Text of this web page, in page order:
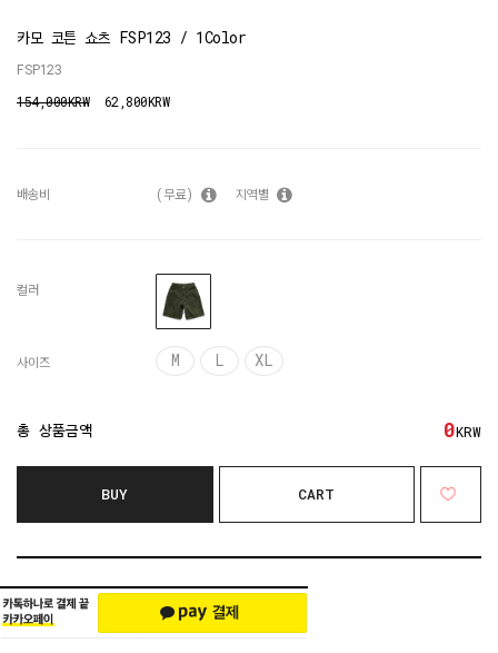
카모 코튼 쇼츠 FSP123 / 1Color
FSP123
154,000KRW
62,800KRW
배송비 (무료) 지역별
컬러
사이즈 M L XL
총 상품금액 0KRW
BUY CART